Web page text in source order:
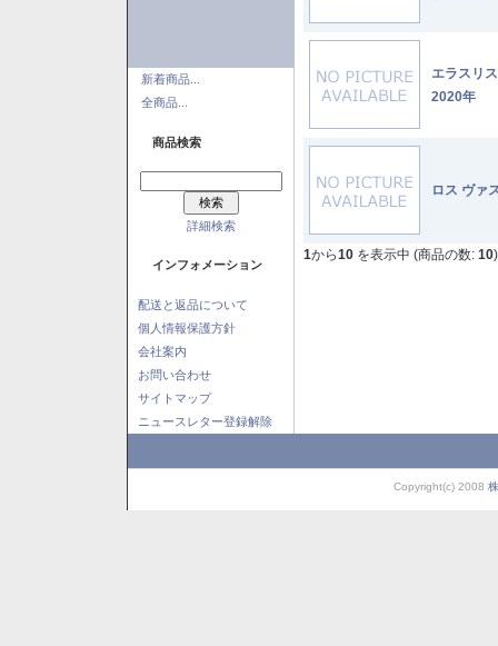
新着商品...
全商品...
商品検索
詳細検索
インフォメーション
配送と返品について
個人情報保護方針
会社案内
お問い合わせ
サイトマップ
ニュースレター登録解除
エラスリ
2020年
ロス ヴァ
1から10 を表示中 (商品の数: 10)
Copyright(c) 2008